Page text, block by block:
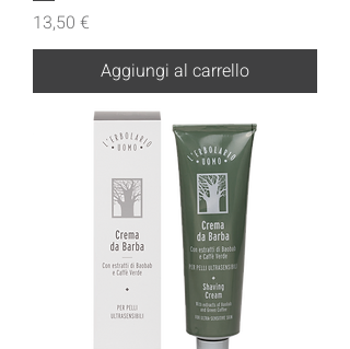
Prezzo
13,50 €
Aggiungi al carrello